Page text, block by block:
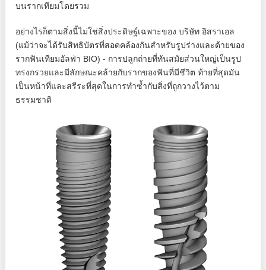
บนรากเทียมโดยรวม
อย่างไรก็ตามสิ่งนี้ไม่ใช่สิ่งประดิษฐ์เฉพาะของ บริษัท อิสราเอล
(แม้ว่าจะได้รับสิทธิบัตรที่สอดคล้องกันสำหรับรูปร่างและด้ายของ
รากฟันเทียมอัลฟ่า BIO) - การปลูกถ่ายที่ทันสมัยส่วนใหญ่เป็นรูป
ทรงกรวยและมีลักษณะคล้ายกับรากของฟันที่มีชีวิต ท้ายที่สุดมัน
เป็นหน้าที่และสรีระที่สุดในการทำซ้ำกับสิ่งที่ถูกวางไว้ตาม
ธรรมชาติ